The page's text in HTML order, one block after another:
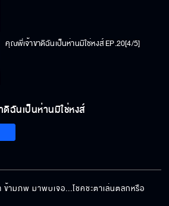
คุณพี่เจ้าขาดิฉันเป็นห่านมิใช่หงส์ EP.20[4/5]
ฉันเป็นห่านมิใช่หงส์
ข้ามภพ มาพบเจอ...โชคชะตาเล่นตลกหรือ